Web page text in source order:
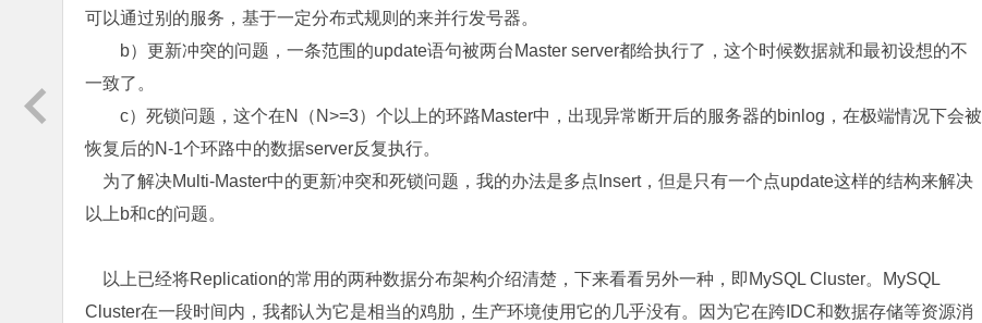
可以通过别的服务，基于一定分布式规则的来并行发号器。
b）更新冲突的问题，一条范围的update语句被两台Master server都给执行了，这个时候数据就和最初设想的不
一致了。
c）死锁问题，这个在N（N>=3）个以上的环路Master中，出现异常断开后的服务器的binlog，在极端情况下会被
恢复后的N-1个环路中的数据server反复执行。
为了解决Multi-Master中的更新冲突和死锁问题，我的办法是多点Insert，但是只有一个点update这样的结构来解决
以上b和c的问题。
以上已经将Replication的常用的两种数据分布架构介绍清楚，下来看看另外一种，即MySQL Cluster。MySQL
Cluster在一段时间内，我都认为它是相当的鸡肋，生产环境使用它的几乎没有。因为它在跨IDC和数据存储等资源消